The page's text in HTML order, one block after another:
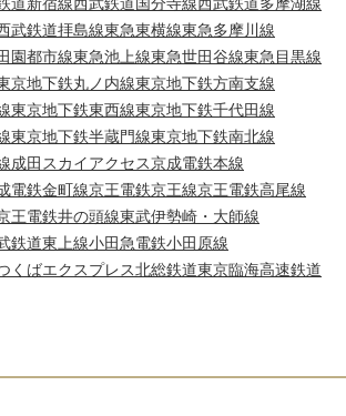
武鉄道拝島線東急東横線東急多摩川線
園都市線東急池上線東急世田谷線東急目黒線
京地下鉄丸ノ内線東京地下鉄方南支線
東京地下鉄東西線東京地下鉄千代田線
東京地下鉄半蔵門線東京地下鉄南北線
成田スカイアクセス京成電鉄本線
電鉄金町線京王電鉄京王線京王電鉄高尾線
王電鉄井の頭線東武伊勢崎・大師線
鉄道東上線小田急電鉄小田原線
くばエクスプレス北総鉄道東京臨海高速鉄道